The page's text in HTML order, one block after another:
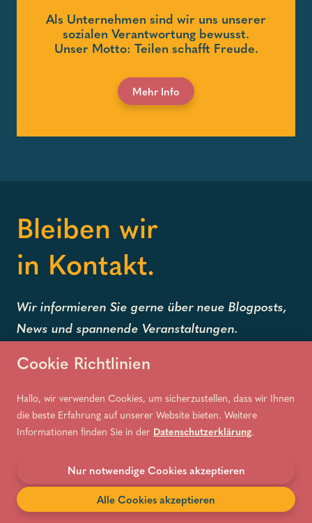
Als Unternehmen sind wir uns unserer
sozialen Verantwortung bewusst.
Unser Motto: Teilen schafft Freude.
Mehr Info
Bleiben wir
in Kontakt.
Wir informieren Sie gerne über neue Blogposts,
News und spannende Veranstaltungen.
Cookie Richtlinien
Hallo, wir verwenden Cookies, um sicherzustellen, dass wir Ihnen
die beste Erfahrung auf unserer Website bieten. Weitere
Informationen finden Sie in der Datenschutzerklärung.
Nur notwendige Cookies akzeptieren
Alle Cookies akzeptieren